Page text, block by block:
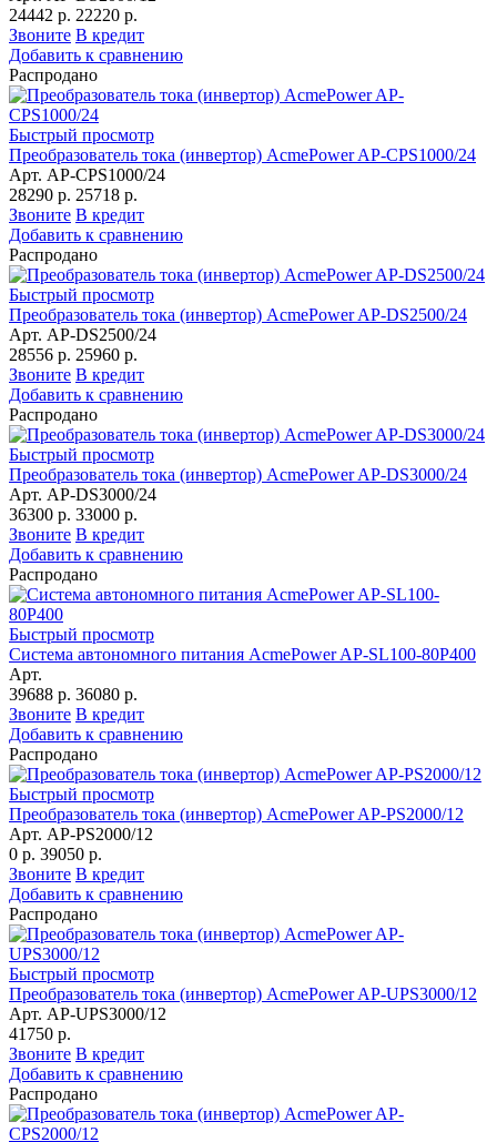
24442 р. 22220 р.
Звоните В кредит
Добавить к сравнению
Распродано
Быстрый просмотр
Преобразователь тока (инвертор) AcmePower AP-CPS1000/24
Арт. AP-CPS1000/24
28290 р. 25718 р.
Звоните В кредит
Добавить к сравнению
Распродано
Быстрый просмотр
Преобразователь тока (инвертор) AcmePower AP-DS2500/24
Арт. AP-DS2500/24
28556 р. 25960 р.
Звоните В кредит
Добавить к сравнению
Распродано
Быстрый просмотр
Преобразователь тока (инвертор) AcmePower AP-DS3000/24
Арт. AP-DS3000/24
36300 р. 33000 р.
Звоните В кредит
Добавить к сравнению
Распродано
Быстрый просмотр
Система автономного питания AcmePower AP-SL100-80Р400
Арт.
39688 р. 36080 р.
Звоните В кредит
Добавить к сравнению
Распродано
Быстрый просмотр
Преобразователь тока (инвертор) AcmePower AP-PS2000/12
Арт. AP-PS2000/12
0 р. 39050 р.
Звоните В кредит
Добавить к сравнению
Распродано
Быстрый просмотр
Преобразователь тока (инвертор) AcmePower AP-UPS3000/12
Арт. AP-UPS3000/12
41750 р.
Звоните В кредит
Добавить к сравнению
Распродано